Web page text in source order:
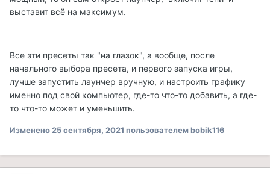
выставит всё на максимум.
Все эти пресеты так "на глазок", а вообще, после
начального выбора пресета, и первого запуска игры,
лучше запустить лаунчер вручную, и настроить графику
именно под свой компьютер, где-то что-то добавить, а где-
то что-то может и уменьшить.
Изменено25 сентября, 2021 пользователем bobik116